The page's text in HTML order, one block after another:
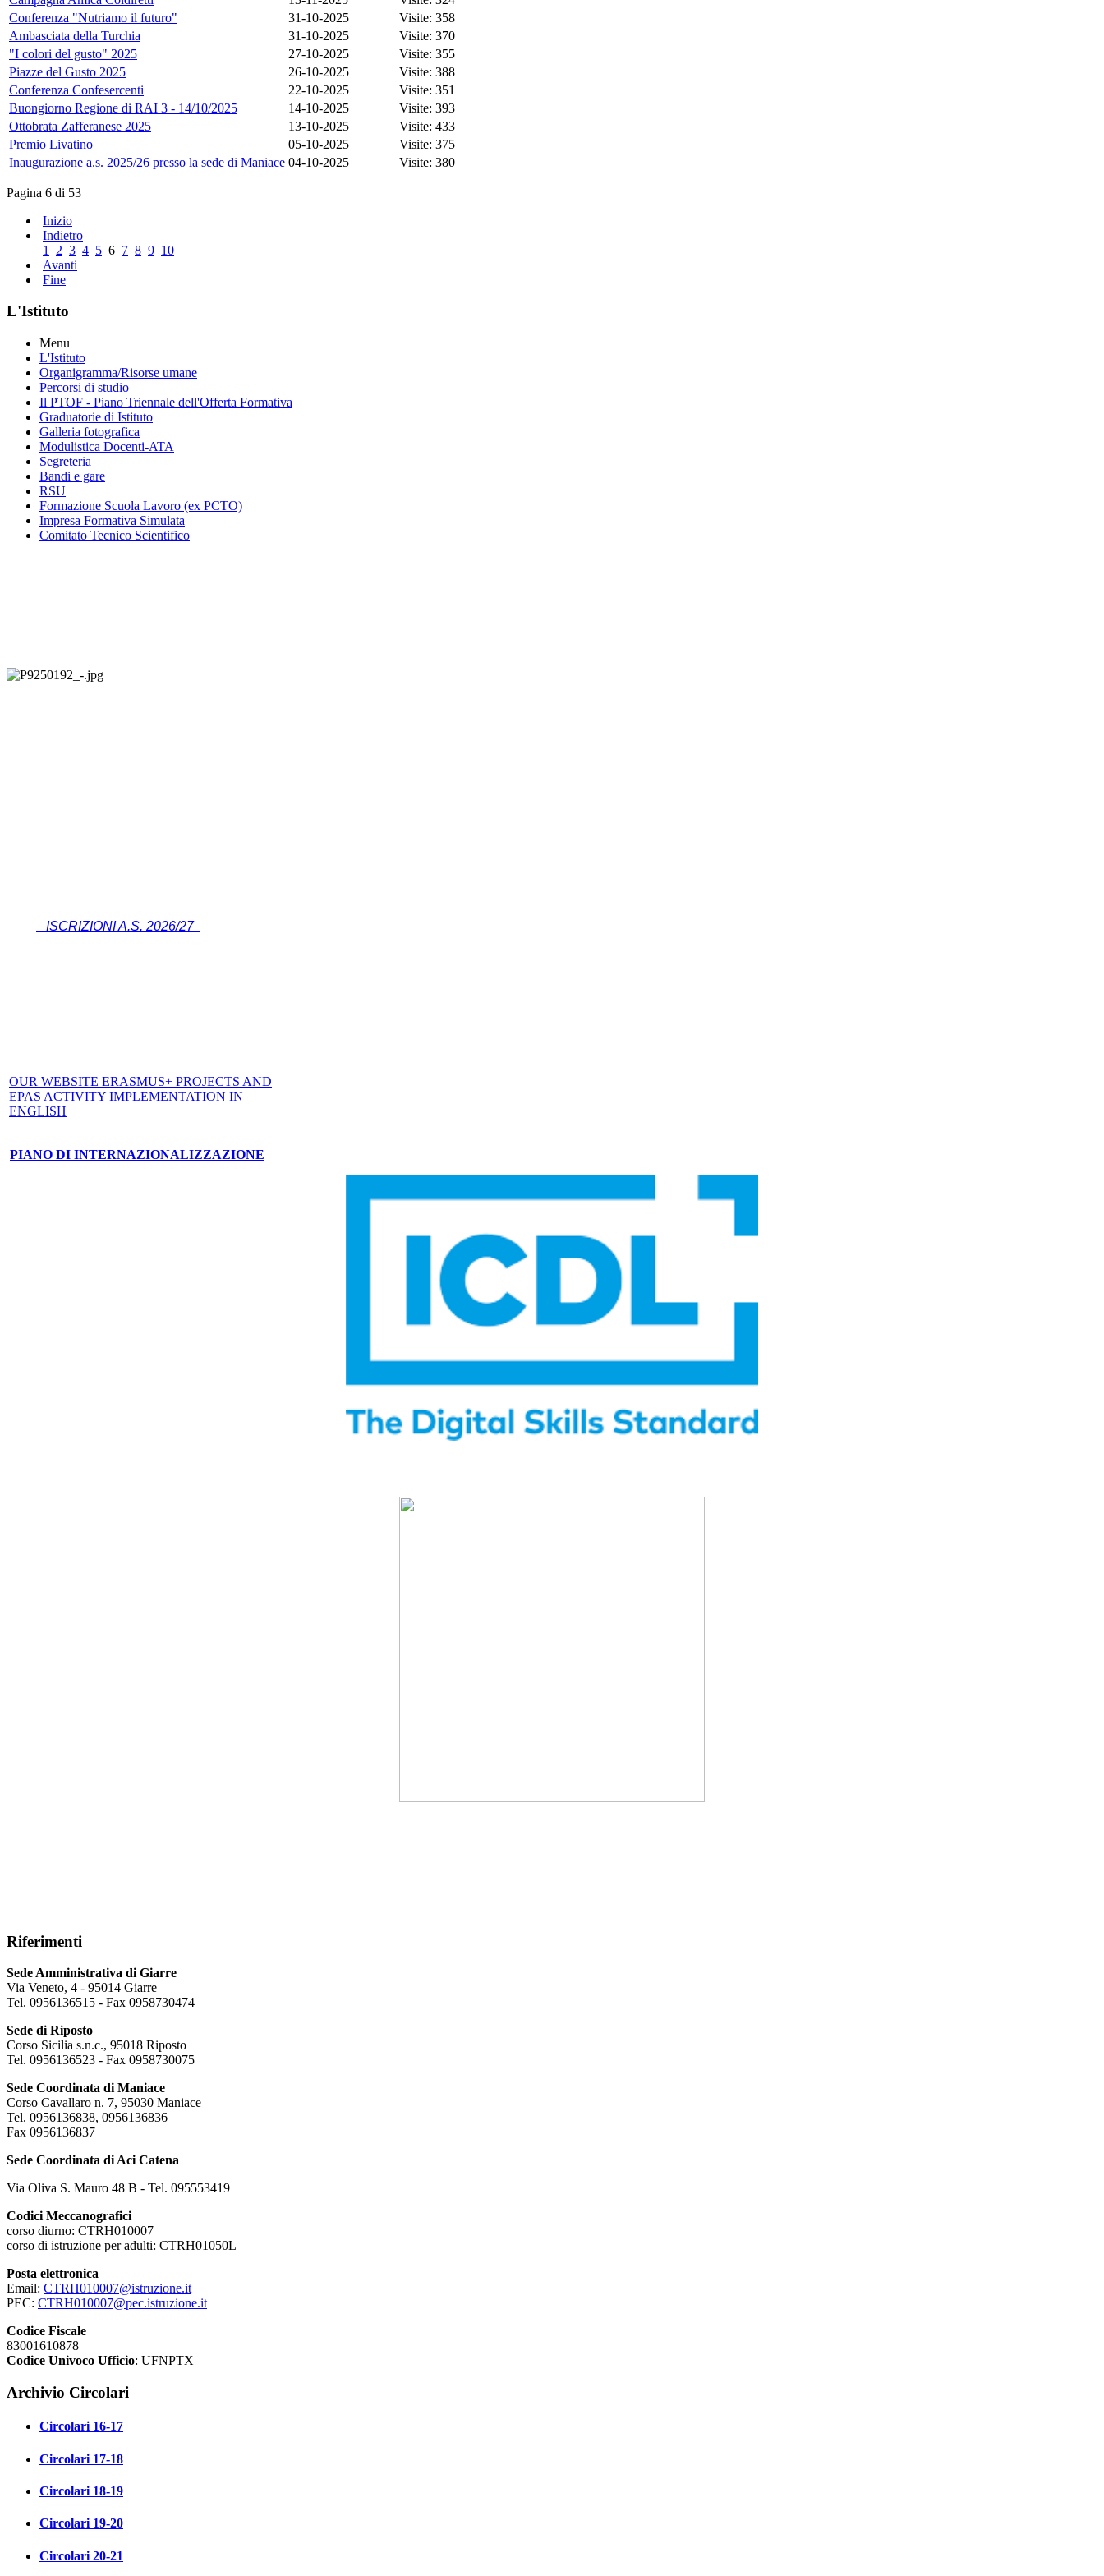
Conferenza "Nutriamo il futuro"
31-10-2025
Visite: 358
Ambasciata della Turchia
31-10-2025
Visite: 370
"I colori del gusto" 2025
27-10-2025
Visite: 355
Piazze del Gusto 2025
26-10-2025
Visite: 388
Conferenza Confesercenti
22-10-2025
Visite: 351
Buongiorno Regione di RAI 3 - 14/10/2025
14-10-2025
Visite: 393
Ottobrata Zafferanese 2025
13-10-2025
Visite: 433
Premio Livatino
05-10-2025
Visite: 375
Inaugurazione a.s. 2025/26 presso la sede di Maniace 04-10-2025 Visite: 380
Pagina 6 di 53
Inizio
Indietro
1
2 3 4 5 6 7 8 9 10
Avanti
Fine
L'Istituto
Menu
L'Istituto
Organigramma/Risorse umane
Percorsi di studio
Il PTOF - Piano Triennale dell'Offerta Formativa
Graduatorie di Istituto
Galleria fotografica
Modulistica Docenti-ATA
Segreteria
Bandi e gare
RSU
Formazione Scuola Lavoro (ex PCTO)
Impresa Formativa Simulata
Comitato Tecnico Scientifico
ISCRIZIONI A.S. 2026/27
OUR WEBSITE ERASMUS+ PROJECTS AND
EPAS ACTIVITY IMPLEMENTATION IN
ENGLISH
PIANO DI INTERNAZIONALIZZAZIONE
Riferimenti
Sede Amministrativa di Giarre
Via Veneto, 4 - 95014 Giarre
Tel. 0956136515 - Fax 0958730474
Sede di Riposto
Corso Sicilia s.n.c., 95018 Riposto
Tel. 0956136523 - Fax 0958730075
Sede Coordinata di Maniace
Corso Cavallaro n. 7, 95030 Maniace
Tel. 0956136838, 0956136836
Fax 0956136837
Sede Coordinata di Aci Catena
Via Oliva S. Mauro 48 B - Tel. 095553419
Codici Meccanografici
corso diurno: CTRH010007
corso di istruzione per adulti: CTRH01050L
Posta elettronica
Email: CTRH010007@istruzione.it
PEC: CTRH010007@pec.istruzione.it
Codice Fiscale
83001610878
Codice Univoco Ufficio: UFNPTX
Archivio Circolari
Circolari 16-17
Circolari 17-18
Circolari 18-19
Circolari 19-20
Circolari 20-21